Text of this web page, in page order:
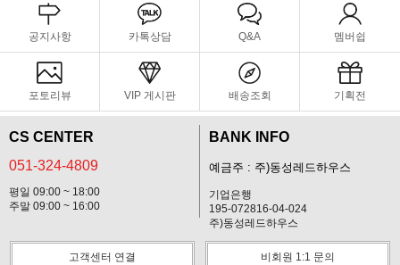
공지사항 카톡상담 Q&A 멤버쉽
포토리뷰 VIP 게시판 배송조회 기획전
CS CENTER
051-324-4809
평일 09:00 ~ 18:00
주말 09:00 ~ 16:00
BANK INFO
예금주 : 주)동성레드하우스
기업은행
195-072816-04-024
주)동성레드하우스
고객센터 연결 비회원 1:1 문의